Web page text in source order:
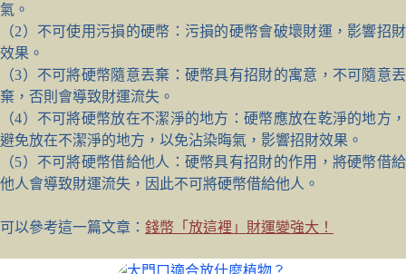
氣。
（2）不可使用污損的硬幣：污損的硬幣會破壞財運，影響招財
效果。
（3）不可將硬幣隨意丟棄：硬幣具有招財的寓意，不可隨意丟
棄，否則會導致財運流失。
（4）不可將硬幣放在不潔淨的地方：硬幣應放在乾淨的地方，
避免放在不潔淨的地方，以免沾染晦氣，影響招財效果。
（5）不可將硬幣借給他人：硬幣具有招財的作用，將硬幣借給
他人會導致財運流失，因此不可將硬幣借給他人。
可以參考這一篇文章： 錢幣「放這裡」財運變強大！